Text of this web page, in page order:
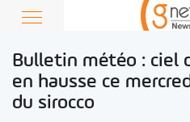
Bulletin météo : ciel
en hausse ce
du sirocco